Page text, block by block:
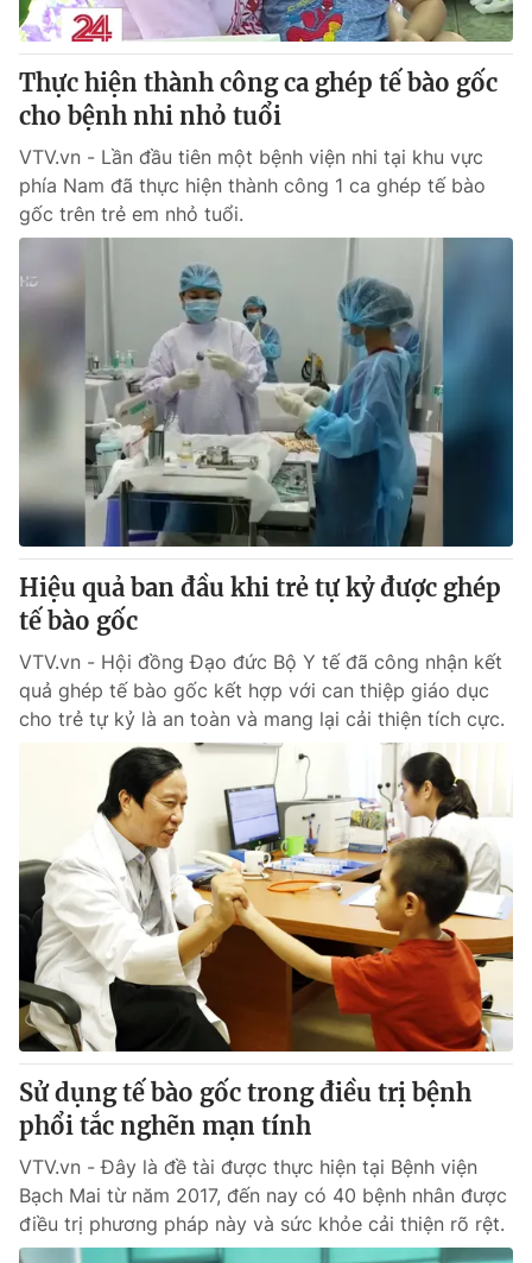
Thực hiện thành công ca ghép tế bào gốc
cho bệnh nhi nhỏ tuổi
VTV.vn - Lần đầu tiên một bệnh viện nhi tại khu vực
phía Nam đã thực hiện thành công 1 ca ghép tế bào
gốc trên trẻ em nhỏ tuổi.
Hiệu quả ban đầu khi trẻ tự kỷ được ghép
tế bào gốc
VTV.vn - Hội đồng Đạo đức Bộ Y tế đã công nhận kết
quả ghép tế bào gốc kết hợp với can thiệp giáo dục
cho trẻ tự kỷ là an toàn và mang lại cải thiện tích cực.
Sử dụng tế bào gốc trong điều trị bệnh
phổi tắc nghẽn mạn tính
VTV.vn - Đây là đề tài được thực hiện tại Bệnh viện
Bạch Mai từ năm 2017, đến nay có 40 bệnh nhân được
điều trị phương pháp này và sức khỏe cải thiện rõ rệt.